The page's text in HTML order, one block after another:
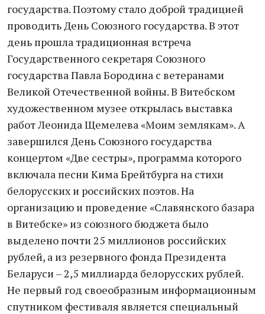
государства. Поэтому стало доброй традицией
проводить День Союзного государства. В этот
день прошла традиционная встреча
Государственного секретаря Союзного
государства Павла Бородина с ветеранами
Великой Отечественной войны. В Витебском
художественном музее открылась выставка
работ Леонида Щемелева «Моим землякам». А
завершился День Союзного государства
концертом «Две сестры», программа которого
включала песни Кима Брейтбурга на стихи
белорусских и российских поэтов. На
организацию и проведение «Славянского базара
в Витебске» из союзного бюджета было
выделено почти 25 миллионов российских
рублей, а из резервного фонда Президента
Беларуси – 2,5 миллиарда белорусских рублей.
Не первый год своеобразным информационным
спутником фестиваля является специальный